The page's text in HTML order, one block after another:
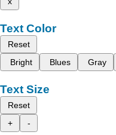
Text Color
Reset
Bright
Blues Gray
Text Size
Reset
+
-